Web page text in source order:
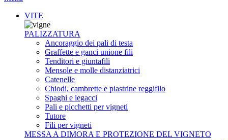
VITE
PALIZZATURA
Ancoraggio dei pali di testa
Graffette e ganci unione fili
Tenditori e giuntafili
Mensole e molle distanziatrici
Catenelle
Chiodi, cambrette e piastrine reggifilo
Spaghi e legacci
Pali e picchetti per vigneti
Tutore
Fili per vigneti
MESSA A DIMORA E PROTEZIONE DEL VIGNETO